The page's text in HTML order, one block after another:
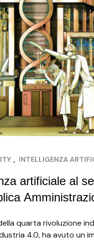
, INTELLIGENZA
artificiale al
4.0
quarta rivoluzione
4.0, ha avuto un